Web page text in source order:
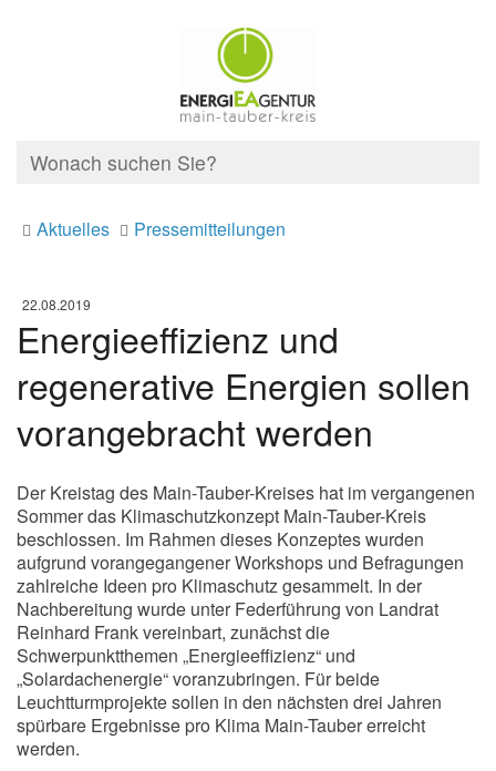
Aktuelles Pressemitteilungen
22.08.2019
Energieeffizienz und
regenerative Energien sollen
vorangebracht werden
Der Kreistag des Main-Tauber-Kreises hat im vergangenen
Sommer das Klimaschutzkonzept Main-Tauber-Kreis
beschlossen. Im Rahmen dieses Konzeptes wurden
aufgrund vorangegangener Workshops und Befragungen
zahlreiche Ideen pro Klimaschutz gesammelt. In der
Nachbereitung wurde unter Federführung von Landrat
Reinhard Frank vereinbart, zunächst die
Schwerpunktthemen „Energieeffizienz“ und
„Solardachenergie“ voranzubringen. Für beide
Leuchtturmprojekte sollen in den nächsten drei Jahren
spürbare Ergebnisse pro Klima Main-Tauber erreicht
werden.